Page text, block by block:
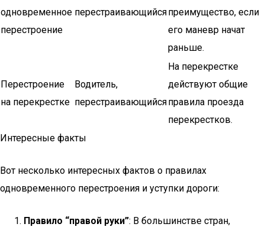
одновременное
перестроение
перестраивающийсяпреимущество, если
его маневр начат
раньше.
Перестроение
на перекрестке
Водитель,
перестраивающийся
На перекрестке
действуют общие
правила проезда
перекрестков.
Интересные факты
Вот несколько интересных фактов о правилах
одновременного перестроения и уступки дороги:
Правило “правой руки”: В большинстве стран,